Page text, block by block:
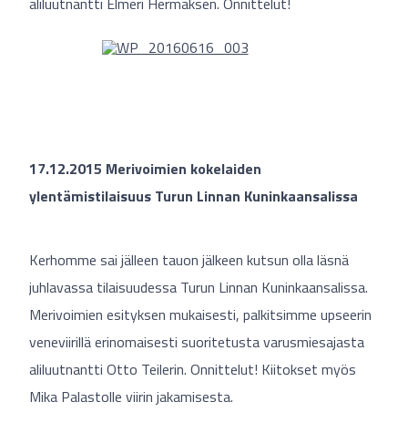
17.12.2015 Merivoimien kokelaiden
ylentämistilaisuus Turun Linnan Kuninkaansalissa
Kerhomme sai jälleen tauon jälkeen kutsun olla läsnä
juhlavassa tilaisuudessa Turun Linnan Kuninkaansalissa.
Merivoimien esityksen mukaisesti, palkitsimme upseerin
veneviirillä erinomaisesti suoritetusta varusmiesajasta
aliluutnantti Otto Teilerin. Onnittelut! Kiitokset myös
Mika Palastolle viirin jakamisesta.